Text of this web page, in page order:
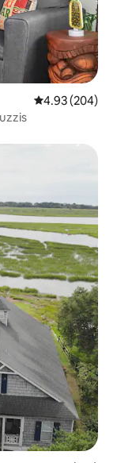
Calificación
4.93 (204)